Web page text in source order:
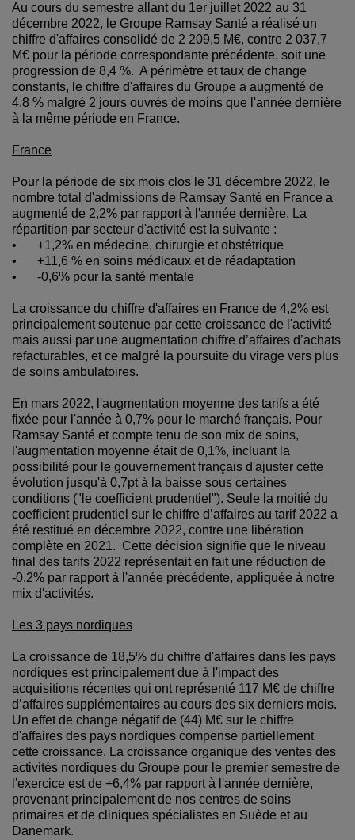
Au cours du semestre allant du 1er juillet 2022 au 31
décembre 2022, le Groupe Ramsay Santé a réalisé un
chiffre d'affaires consolidé de 2 209,5 M€, contre 2 037,7
M€ pour la période correspondante précédente, soit une
progression de 8,4 %. A périmètre et taux de change
constants, le chiffre d'affaires du Groupe a augmenté de
4,8 % malgré 2 jours ouvrés de moins que l'année dernière
à la même période en France.
France
Pour la période de six mois clos le 31 décembre 2022, le
nombre total d'admissions de Ramsay Santé en France a
augmenté de 2,2% par rapport à l'année dernière. La
répartition par secteur d'activité est la suivante :
•
+1,2% en médecine, chirurgie et obstétrique
•
+11,6 % en soins médicaux et de réadaptation
•
-0,6% pour la santé mentale
La croissance du chiffre d'affaires en France de 4,2% est
principalement soutenue par cette croissance de l'activité
mais aussi par une augmentation chiffre d’affaires d’achats
refacturables, et ce malgré la poursuite du virage vers plus
de soins ambulatoires.
En mars 2022, l'augmentation moyenne des tarifs a été
fixée pour l'année à 0,7% pour le marché français. Pour
Ramsay Santé et compte tenu de son mix de soins,
l'augmentation moyenne était de 0,1%, incluant la
possibilité pour le gouvernement français d'ajuster cette
évolution jusqu'à 0,7pt à la baisse sous certaines
conditions ("le coefficient prudentiel"). Seule la moitié du
coefficient prudentiel sur le chiffre d’affaires au tarif 2022 a
été restitué en décembre 2022, contre une libération
complète en 2021. Cette décision signifie que le niveau
final des tarifs 2022 représentait en fait une réduction de
-0,2% par rapport à l'année précédente, appliquée à notre
mix d'activités.
Les 3 pays nordiques
La croissance de 18,5% du chiffre d'affaires dans les pays
nordiques est principalement due à l'impact des
acquisitions récentes qui ont représenté 117 M€ de chiffre
d’affaires supplémentaires au cours des six derniers mois.
Un effet de change négatif de (44) M€ sur le chiffre
d'affaires des pays nordiques compense partiellement
cette croissance. La croissance organique des ventes des
activités nordiques du Groupe pour le premier semestre de
l'exercice est de +6,4% par rapport à l'année dernière,
provenant principalement de nos centres de soins
primaires et de cliniques spécialistes en Suède et au
Danemark.